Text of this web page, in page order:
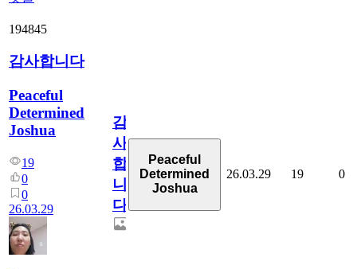
194845
감사합니다
Peaceful
Determined
Joshua
19
0
0
26.03.29
감
사
합
니
다
Peaceful
Determined
Joshua
26.03.29 19 0